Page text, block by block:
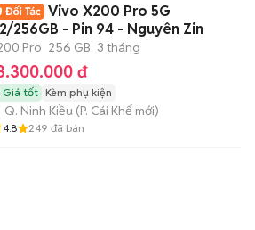
Vivo X200 Pro 5G
256GB - Pin 94 - Nguyên Zin
Pro 256 GB 3 tháng
đ
Giá tốt Kèm phụ kiện
Q. Ninh Kiều (P. Cái Khế mới)
4.8 249 đã bán